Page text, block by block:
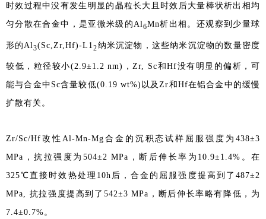
时效过程中没有发生明显的晶粒长大且时效后大量棒状析出相均
匀分散在合金中，是亚微米级的Al6Mn析出相。还观察到少量球
形的Al3(Sc,Zr,Hf)-L12纳米沉淀物，这些纳米沉淀物的数量密度
较低，粒径较小(2.9±1.2 nm)，Zr, Sc和Hf没有明显的偏析，可
能与合金中Sc含量较低(0.19 wt%)以及Zr和Hf在铝合金中的缓慢
扩散有关。
Zr/Sc/Hf改性Al-Mn-Mg合金的沉积态试样屈服强度为438±3
MPa，抗拉强度为504±2 MPa，断后伸长率为10.9±1.4%。在
325℃直接时效热处理10h后，合金的屈服强度提高到了487±2
MPa, 抗拉强度提高到了542±3 MPa，断后伸长率略有降低，为
7.4±0.7%。